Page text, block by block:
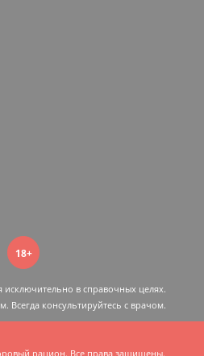
18+
исключительно в справочных целях.
Всегда консультируйтесь c врачом.
рацион. Все права защищены.